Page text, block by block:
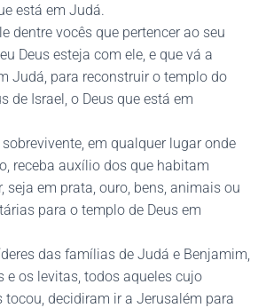
está em Judá.
dentre vocês que pertencer ao seu
Deus esteja com ele, e que vá a
Judá, para reconstruir o templo do
de Israel, o Deus que está em
em qualquer lugar onde
receba auxílio dos que habitam
seja em prata, ouro, bens, animais ou
para o templo de Deus em
das famílias de Judá e Benjamim,
e os levitas, todos aqueles cujo
tocou, decidiram ir a Jerusalém para